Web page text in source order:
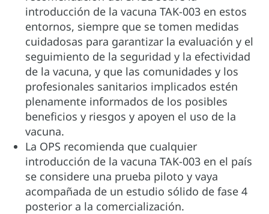
introducción de la vacuna TAK-003 en estos
entornos, siempre que se tomen medidas
cuidadosas para garantizar la evaluación y el
seguimiento de la seguridad y la efectividad
de la vacuna, y que las comunidades y los
profesionales sanitarios implicados estén
plenamente informados de los posibles
beneficios y riesgos y apoyen el uso de la
vacuna.
La OPS recomienda que cualquier
introducción de la vacuna TAK-003 en el país
se considere una prueba piloto y vaya
acompañada de un estudio sólido de fase 4
posterior a la comercialización.